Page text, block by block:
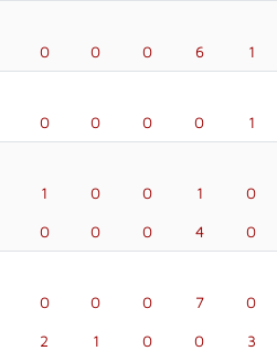
0 0 0 6 1
0 0 0 0 1
1 0 0 1 0
0 0 0 4 0
0 0 0 7 0
2 1 0 0 3